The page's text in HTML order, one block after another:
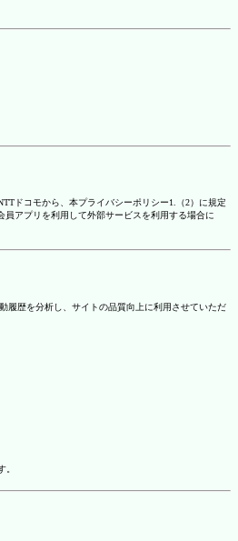
ドコモから、本プライバシーポリシー1.（2）に規定
アプリを利用して外部サービスを利用する場合に
履歴を分析し、サイトの品質向上に利用させていただ
。